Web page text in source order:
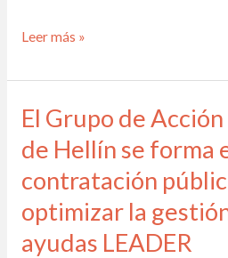
Leer más »
El Grupo de
de Hellín se forma
contratación
optimizar la
ayudas LEADER
El
Grupo
de
Acción
Local
Campos